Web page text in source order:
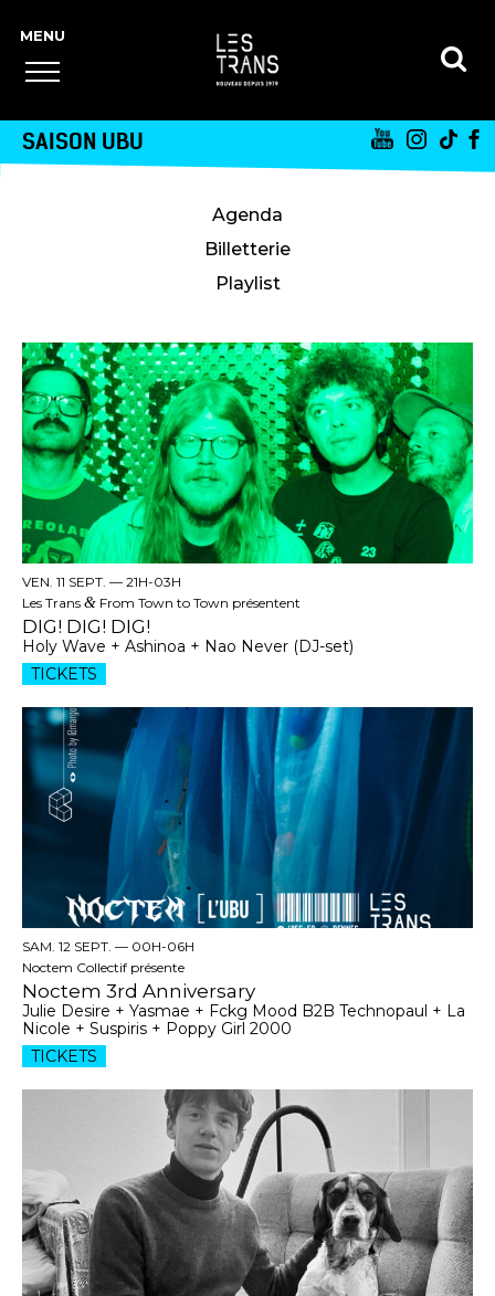
SAISON UBU
Agenda
Billetterie
Playlist
VEN. 11 SEPT. — 21H-03H
Les Trans & From Town to Town présentent
DIG! DIG! DIG!
Holy Wave + Ashinoa + Nao Never (DJ-set)
TICKETS
SAM. 12 SEPT. — 00H-06H
Noctem Collectif présente
Noctem 3rd Anniversary
Julie Desire + Yasmae + Fckg Mood B2B Technopaul + La
Nicole + Suspiris + Poppy Girl 2000
TICKETS